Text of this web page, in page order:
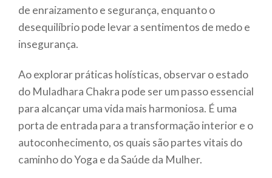
de enraizamento e segurança, enquanto o
desequilíbrio pode levar a sentimentos de medo e
insegurança.
Ao explorar práticas holísticas, observar o estado
do Muladhara Chakra pode ser um passo essencial
para alcançar uma vida mais harmoniosa. É uma
porta de entrada para a transformação interior e o
autoconhecimento, os quais são partes vitais do
caminho do Yoga e da Saúde da Mulher.